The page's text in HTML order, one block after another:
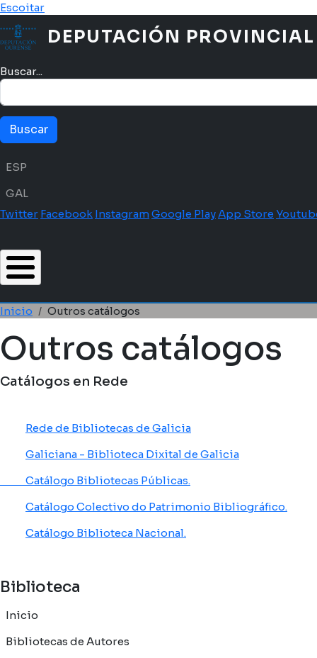
Ir o contido principal
Escoitar
DEPUTACIÓN PROVINCIAL
Buscar...
Menú idioma
ESP
GAL
Twitter Facebook InstagramGoogle PlayApp Store
Miga de pan
Inicio Outros catálogos
Biblioteca
Inicio
Bibliotecas de Autores
Outros catálogos
Catálogos en Rede
Rede de Bibliotecas de Galicia
Galiciana - Biblioteca Dixital de Galicia
Catálogo Bibliotecas Públicas.
Catálogo Colectivo do Patrimonio Bibliográfico.
Catálogo Biblioteca Nacional.